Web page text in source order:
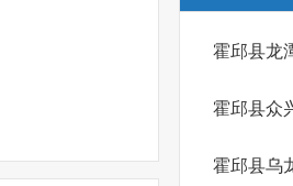
霍邱县龙
霍邱县众
霍邱县乌